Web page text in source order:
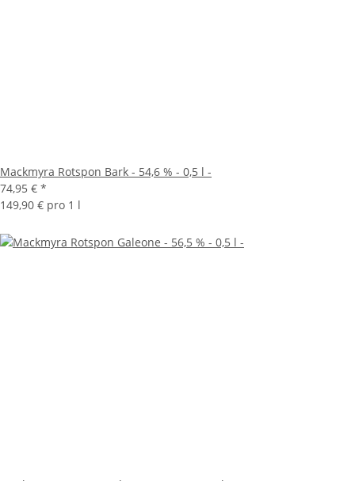
Mackmyra Rotspon Bark - 54,6 % - 0,5 l -
74,95 € *
149,90 € pro 1 l